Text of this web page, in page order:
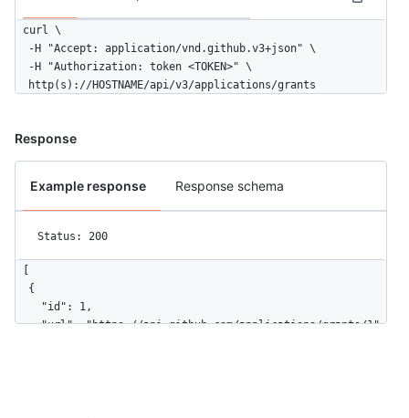
curl \
  -H "Accept: application/vnd.github.v3+json" \
  -H "Authorization: token <TOKEN>" \
  http(s)://HOSTNAME/api/v3/applications/grants
Response
Example response Response schema
Status: 200
  {
    "id": 1,
    "url": "https://api.github.com/applications/grants/1",